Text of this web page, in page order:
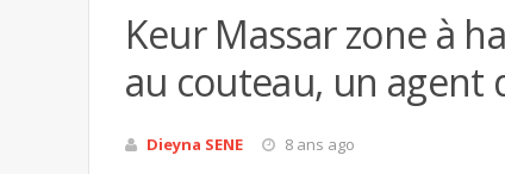
Keur Massar zone à
au couteau, un agent
Dieyna SENE 8 ans ago